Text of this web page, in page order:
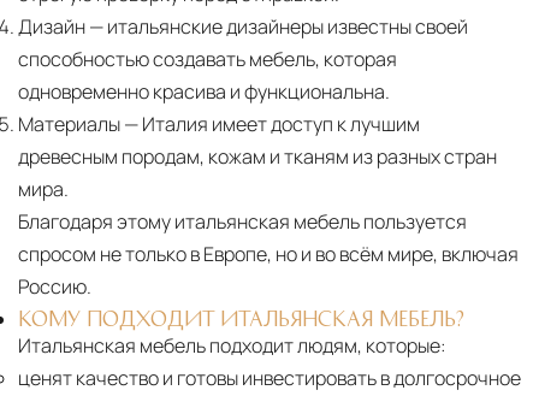
Дизайн— итальянские дизайнеры известны своей
способностью создавать мебель, которая
одновременно красива и функциональна.
Материалы— Италия имеет доступ к лучшим
древесным породам, кожам и тканям из разных стран
мира.
Благодаря этому итальянская мебель пользуется
спросом не только в Европе, но и во всём мире, включая
Россию.
КОМУ ПОДХОДИТ ИТАЛЬЯНСКАЯ МЕБЕЛЬ?
Итальянская мебель подходит людям, которые:
ценят качество и готовы инвестировать в долгосрочное